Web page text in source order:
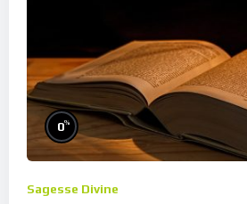
0%
Sagesse Divine